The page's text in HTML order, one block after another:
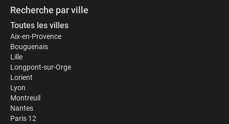
Recherche par ville
Toutes les villes
Aix-en-Provence
Bouguenais
Lille
Longpont-sur-Orge
Lorient
Lyon
Montreuil
Nantes
Paris 12